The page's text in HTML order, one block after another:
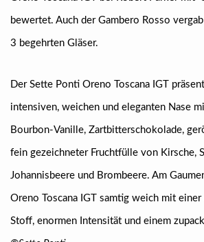
bewertet. Auch der Gambero Rosso
3 begehrten Gläser.
Der Sette Ponti Oreno Toscana IGT
intensiven, weichen und eleganten Nase
Bourbon-Vanille, Zartbitterschokolade,
fein gezeichneter Fruchtfülle von Kirsche,
Johannisbeere und Brombeere. Am
Oreno Toscana IGT samtig weich mit einer
Stoff, enormen Intensität und einem